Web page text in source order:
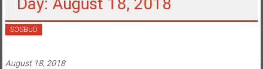
Day: August 18, 2018
SOSBUD
August 18, 2018